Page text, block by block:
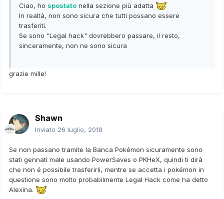
Ciao, ho spostato nella sezione più adatta
In realtà, non sono sicura che tutti possano essere
trasferiti.
Se sono "Legal hack" dovrebbero passare, il resto,
sinceramente, non ne sono sicura
grazie mille!
Shawn
Inviato 26 luglio, 2018
Se non passano tramite la Banca Pokémon sicuramente sono
stati gennati male usando PowerSaves o PKHeX, quindi ti dirà
che non é possibile trasferirli, mentre se accetta i pokémon in
questione sono molto probabilmente Legal Hack come ha detto
Alexina.